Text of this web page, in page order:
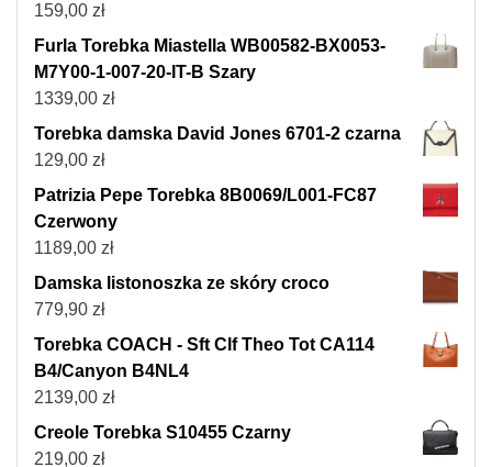
159,00 zł
Furla Torebka Miastella WB00582-BX0053-
M7Y00-1-007-20-IT-B Szary
1339,00 zł
Torebka damska David Jones 6701-2 czarna
129,00 zł
Patrizia Pepe Torebka 8B0069/L001-FC87
Czerwony
1189,00 zł
Damska listonoszka ze skóry croco
779,90 zł
Torebka COACH - Sft Clf Theo Tot CA114
B4/Canyon B4NL4
2139,00 zł
Creole Torebka S10455 Czarny
219,00 zł